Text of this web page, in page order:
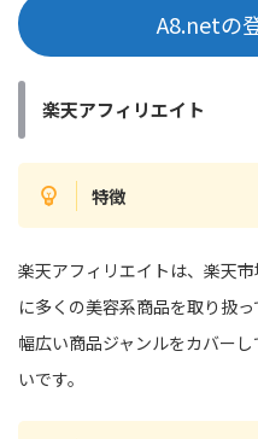
A8.netの
楽天アフィリエイト
特徴
楽天アフィリエイトは、楽天
に多くの美容系商品を取り扱っ
幅広い商品ジャンルをカバー
いです。